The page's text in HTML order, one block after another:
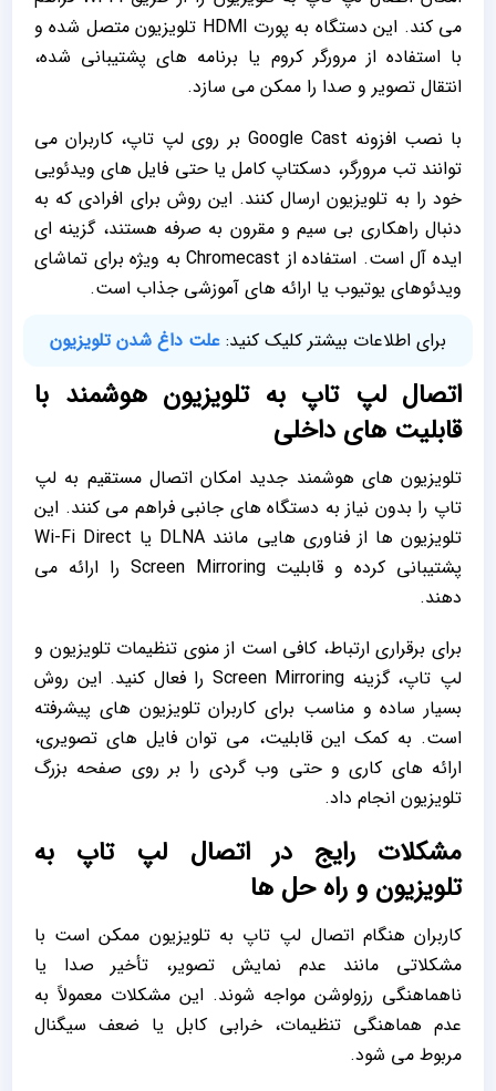
می‌ کند. این دستگاه به پورت HDMI تلویزیون متصل شده و
با استفاده از مرورگر کروم یا برنامه ‌های پشتیبانی ‌شده،
انتقال تصویر و صدا را ممکن می ‌سازد.
با نصب افزونه Google Cast بر روی لپ تاپ، کاربران می
‌توانند تب مرورگر، دسکتاپ کامل یا حتی فایل ‌های ویدئویی
خود را به تلویزیون ارسال کنند. این روش برای افرادی که به
دنبال راهکاری بی ‌سیم و مقرون ‌به‌ صرفه هستند، گزینه ‌ای
ایده ‌آل است. استفاده از Chromecast به ‌ویژه برای تماشای
ویدئوهای یوتیوب یا ارائه‌ های آموزشی جذاب است.
برای اطلاعات بیشتر کلیک کنید: علت داغ شدن تلویزیون
اتصال لپ تاپ به تلویزیون هوشمند با
قابلیت‌ های داخلی
تلویزیون‌ های هوشمند جدید امکان اتصال مستقیم به لپ
تاپ را بدون نیاز به دستگاه‌ های جانبی فراهم می‌ کنند. این
تلویزیون‌ ها از فناوری ‌هایی مانند DLNA یا Wi-Fi Direct
پشتیبانی کرده و قابلیت Screen Mirroring را ارائه می
‌دهند.
برای برقراری ارتباط، کافی است از منوی تنظیمات تلویزیون و
لپ تاپ، گزینه Screen Mirroring را فعال کنید. این روش
بسیار ساده و مناسب برای کاربران تلویزیون ‌های پیشرفته
است. به کمک این قابلیت، می ‌توان فایل‌ های تصویری،
ارائه ‌های کاری و حتی وب ‌گردی را بر روی صفحه بزرگ
تلویزیون انجام داد.
مشکلات رایج در اتصال لپ تاپ به
تلویزیون و راه‌ حل ‌ها
کاربران هنگام اتصال لپ تاپ به تلویزیون ممکن است با
مشکلاتی مانند عدم نمایش تصویر، تأخیر صدا یا
ناهماهنگی رزولوشن مواجه شوند. این مشکلات معمولاً به
عدم هماهنگی تنظیمات، خرابی کابل یا ضعف سیگنال
مربوط می ‌شود.